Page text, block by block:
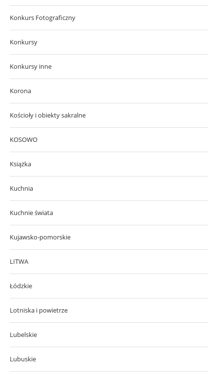
Konkurs Fotograficzny
Konkursy
Konkursy inne
Korona
Kościoły i obiekty sakralne
KOSOWO
Książka
Kuchnia
Kuchnie świata
Kujawsko-pomorskie
LITWA
Łódzkie
Lotniska i powietrze
Lubelskie
Lubuskie